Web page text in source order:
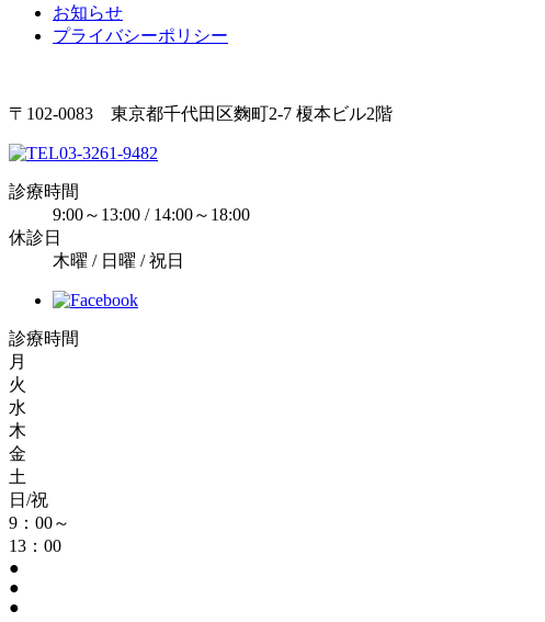
お知らせ
プライバシーポリシー
〒102-0083 東京都千代田区麴町2-7 榎本ビル2階
03-3261-9482
診療時間
9:00～13:00 / 14:00～18:00
休診日
木曜 / 日曜 / 祝日
診療時間
月
火
水
木
金
土
日/祝
9：00～
13：00
●
●
●